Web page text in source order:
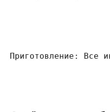
Приготовление: Все